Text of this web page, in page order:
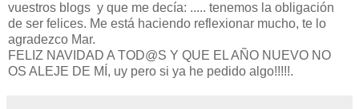
vuestros blogs y que me decía: ..... tenemos la obligación
de ser felices. Me está haciendo reflexionar mucho, te lo
agradezco Mar.
FELIZ NAVIDAD A TOD@S Y QUE EL AÑO NUEVO NO
OS ALEJE DE MÍ, uy pero si ya he pedido algo!!!!!.